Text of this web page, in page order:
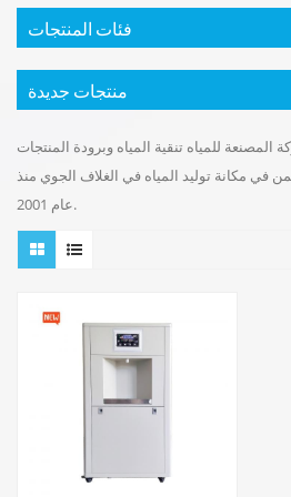
فئات المنتجات
منتجات جديدة
للمياه تنقية المياه وبرودة المنتجات
في مكانة توليد المياه في الغلاف الجوي منذ
عام 2001.